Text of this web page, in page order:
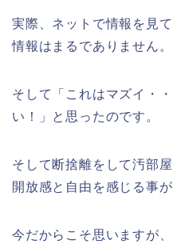
実際、ネットで情報を見
情報はまるでありません。
そして「これはマズイ・
い！」と思ったのです。
そして断捨離をして汚部
開放感と自由を感じる事が
今だからこそ思いますが